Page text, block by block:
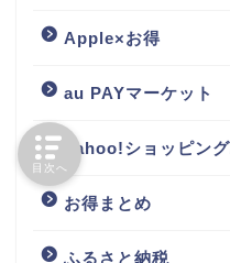
Apple×お得
au PAYマーケット
Yahoo!ショッピン
お得まとめ
ふるさと納税
目次へ